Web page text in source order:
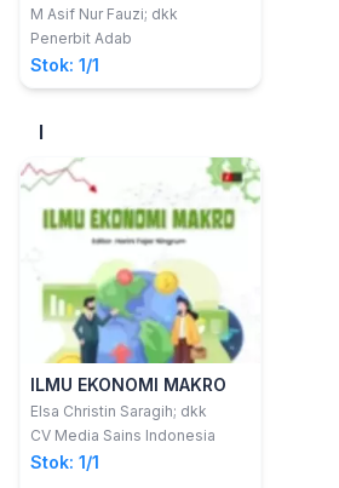
Praktik
M Asif Nur Fauzi; dkk
Penerbit Adab
Stok: 1/1
I
ILMU EKONOMI MAKRO
Elsa Christin Saragih; dkk
CV Media Sains Indonesia
Stok: 1/1